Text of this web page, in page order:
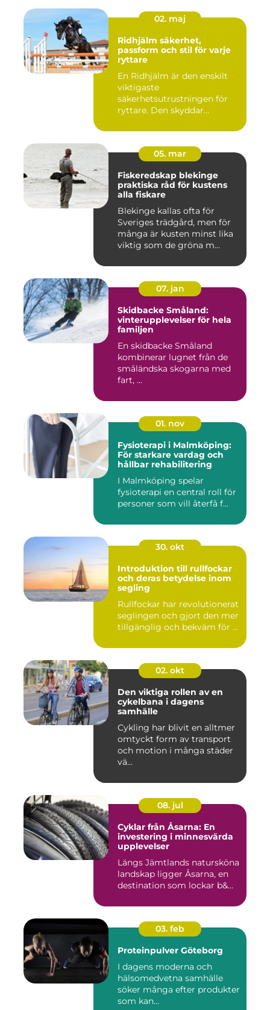
02. maj
Ridhjälm säkerhet,
passform och stil för varje
ryttare
En Ridhjälm är den enskilt
viktigaste
säkerhetsutrustningen för
ryttare. Den skyddar
05. mar
Fiskeredskap blekinge
praktiska råd för kustens
alla fiskare
Blekinge kallas ofta för
Sveriges trädgård, men för
många är kusten minst lika
viktig som de gröna m...
07. jan
Skidbacke Småland:
vinterupplevelser för hela
familjen
En skidbacke Småland
kombinerar lugnet från de
småländska skogarna med
fart, ...
01. nov
Fysioterapi i Malmköping:
För starkare vardag och
hållbar rehabilitering
I Malmköping spelar
fysioterapi en central roll för
personer som vill återfå f...
30. okt
Introduktion till rullfockar
och deras betydelse inom
segling
Rullfockar har revolutionerat
seglingen och gjort den mer
tillgänglig och bekväm för ...
02. okt
Den viktiga rollen av en
cykelbana i dagens
samhälle
Cykling har blivit en alltmer
omtyckt form av transport
och motion i många städer
vä...
08. jul
Cyklar från Åsarna: En
investering i minnesvärda
upplevelser
Längs Jämtlands natursköna
landskap ligger Åsarna, en
destination som lockar b&...
03. feb
Proteinpulver Göteborg
I dagens moderna och
hälsomedvetna samhälle
söker många efter produkter
som kan...